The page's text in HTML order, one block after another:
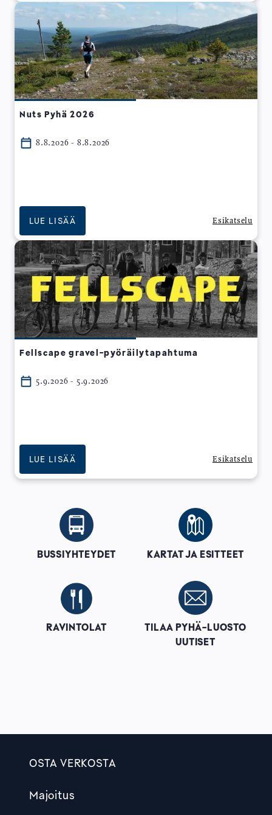
Nuts Pyhä 2026
8.8.2026 - 8.8.2026
LUE LISÄÄ Esikatselu
Fellscape gravel-pyöräilytapahtuma
5.9.2026 - 5.9.2026
LUE LISÄÄ Esikatselu
Image
BUSSIYHTEYDET
Image
KARTAT JA ESITTEET
Image
RAVINTOLAT
Image
TILAA PYHÄ-LUOSTO
UUTISET
OSTA VERKOSTA
Majoitus